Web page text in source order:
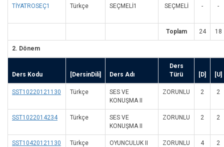
TİYATROSEÇ1 Türkçe SEÇMELİ1 SEÇMELI - -
Toplam 24 18
2. Dönem
Ders Kodu [DersinDili] Ders Adı
Ders
Türü
[D] [U]
SST10220121130 Türkçe
SES VE
KONUŞMA II
ZORUNLU 2 2
SST1022014234 Türkçe
SES VE
KONUŞMA II
ZORUNLU 2 2
SST10420121130 Türkçe OYUNCULUK II ZORUNLU 4 2